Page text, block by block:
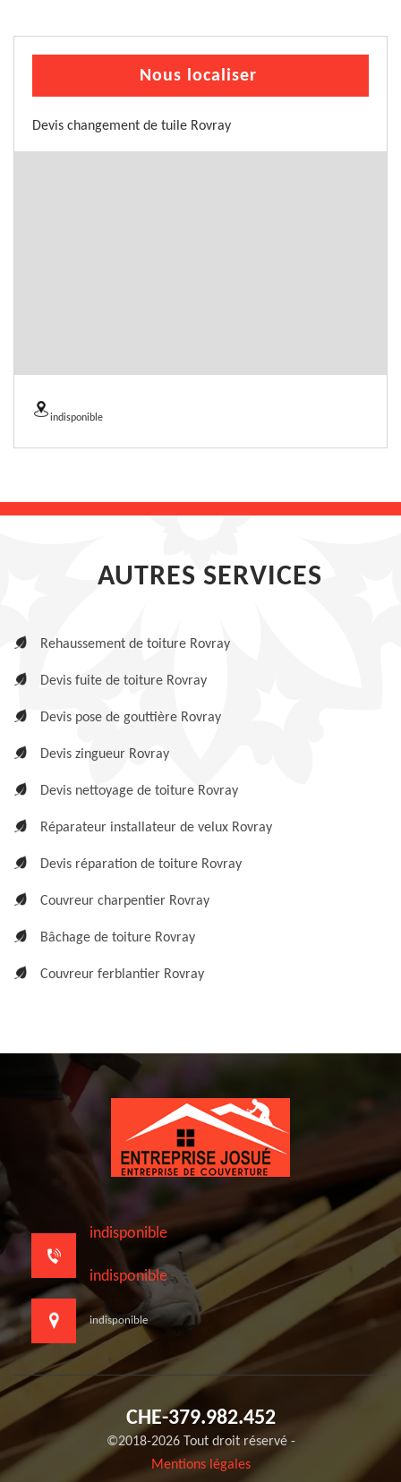
Nous localiser
Devis changement de tuile Rovray
indisponible
AUTRES SERVICES
Rehaussement de toiture Rovray
Devis fuite de toiture Rovray
Devis pose de gouttière Rovray
Devis zingueur Rovray
Devis nettoyage de toiture Rovray
Réparateur installateur de velux Rovray
Devis réparation de toiture Rovray
Couvreur charpentier Rovray
Bâchage de toiture Rovray
Couvreur ferblantier Rovray
indisponible
indisponible
indisponible
CHE-379.982.452
©2018-2026 Tout droit réservé -
Mentions légales